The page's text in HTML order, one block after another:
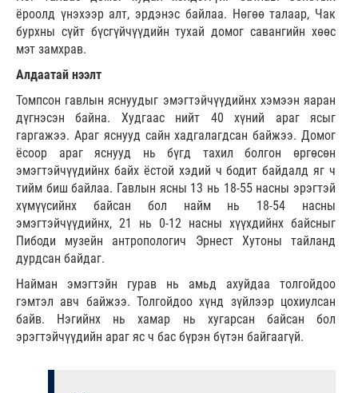
ёроолд үнэхээр алт, эрдэнэс байлаа. Нөгөө талаар, Чак
бурхны сүйт бүсгүйчүүдийн тухай домог савангийн хөөс
мэт замхрав.
Алдаатай нээлт
Томпсон гавлын яснуудыг эмэгтэйчүүдийнх хэмээн яаран
дүгнэсэн байна. Худгаас нийт 40 хүний араг ясыг
гаргажээ. Араг яснууд сайн хадгалагдсан байжээ. Домог
ёсоор араг яснууд нь бүгд тахил болгон өргөсөн
эмэгтэйчүүдийнх байх ёстой хэдий ч бодит байдалд яг ч
тийм биш байлаа. Гавлын ясны 13 нь 18-55 насны эрэгтэй
хүмүүсийнх байсан бол найм нь 18-54 насны
эмэгтэйчүүдийнх, 21 нь 0-12 насны хүүхдийнх байсныг
Пибоди музейн антропологич Эрнест Хутоны тайланд
дурдсан байдаг.
Найман эмэгтэйн гурав нь амьд ахуйдаа толгойдоо
гэмтэл авч байжээ. Толгойдоо хүнд зүйлээр цохиулсан
байв. Нэгийнх нь хамар нь хугарсан байсан бол
эрэгтэйчүүдийн араг яс ч бас бүрэн бүтэн байгаагүй.